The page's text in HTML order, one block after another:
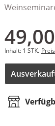
Inhalt: 1 STK.